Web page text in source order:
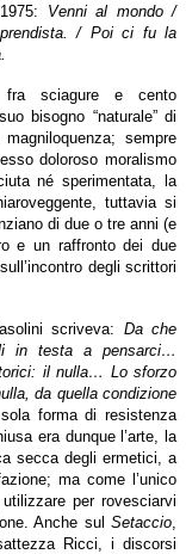
Venni al mondo /
/ Poi ci fu la
fra sciagure e cento
bisogno “naturale” di
sempre
doloroso moralismo
né sperimentata, la
tuttavia si
di due o tre anni (e
e un raffronto dei due
degli scrittori
scriveva: Da che
in testa a pensarci…
il nulla… Lo sforzo
da quella condizione
sola forma di resistenza
era dunque l’arte, la
secca degli ermetici, a
ma come l’unico
per rovesciarvi
Anche sul Setaccio
Ricci, i discorsi